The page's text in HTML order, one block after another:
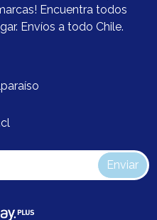
Encuentra todos
Envíos a todo Chile.
Enviar